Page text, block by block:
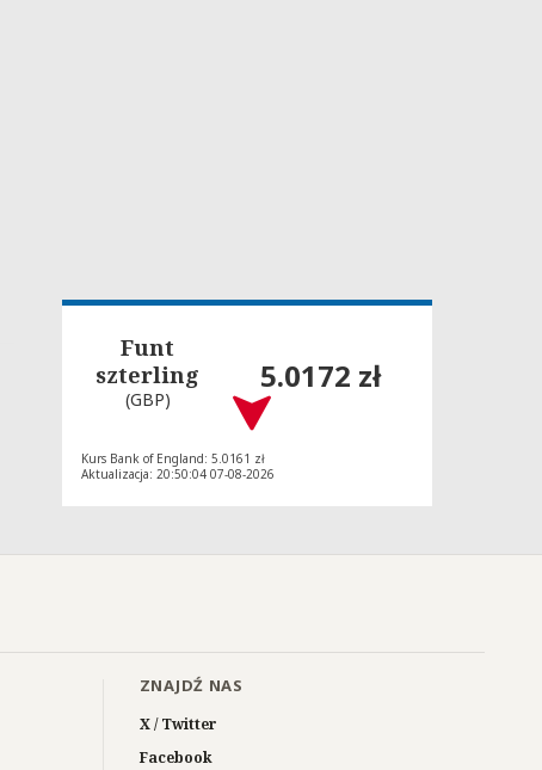
Funt
szterling
(GBP)
5.0172 zł
Kurs Bank of England: 5.0161 zł
Aktualizacja: 20:50:04 07-08-2026
ZNAJDŹ NAS
X / Twitter
Facebook